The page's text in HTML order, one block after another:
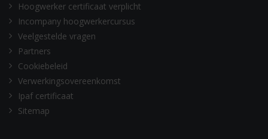
Hoogwerker certificaat verplicht
Incompany hoogwerkercursus
Veelgestelde vragen
Partners
Cookiebeleid
Verwerkingsovereenkomst
Ipaf certificaat
Sitemap